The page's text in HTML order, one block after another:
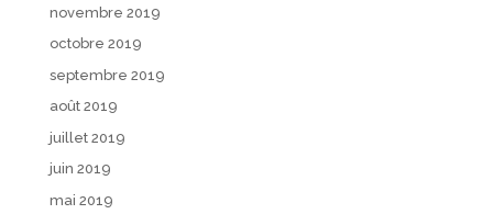
novembre 2019
octobre 2019
septembre 2019
août 2019
juillet 2019
juin 2019
mai 2019